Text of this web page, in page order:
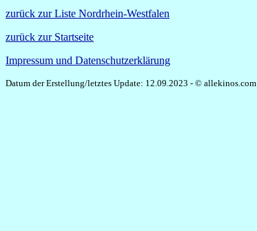
zurück zur Liste Nordrhein-Westfalen
zurück zur Startseite
Impressum und Datenschutzerklärung
Datum der Erstellung/letztes Update: 12.09.2023 - © allekinos.com